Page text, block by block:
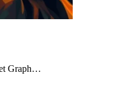
Graph…